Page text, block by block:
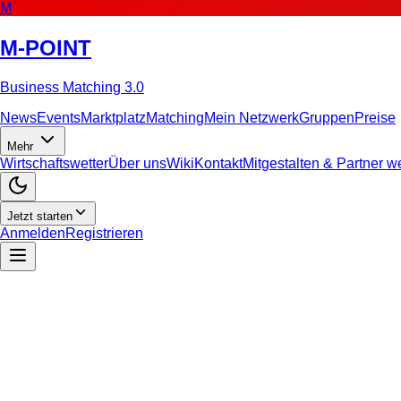
M
M-POINT
Business Matching 3.0
NewsEventsMarktplatzMatchingMein NetzwerkGruppenPreise
Mehr
WirtschaftswetterÜber unsWikiKontaktMitgestalten & Partner
Jetzt starten
AnmeldenRegistrieren